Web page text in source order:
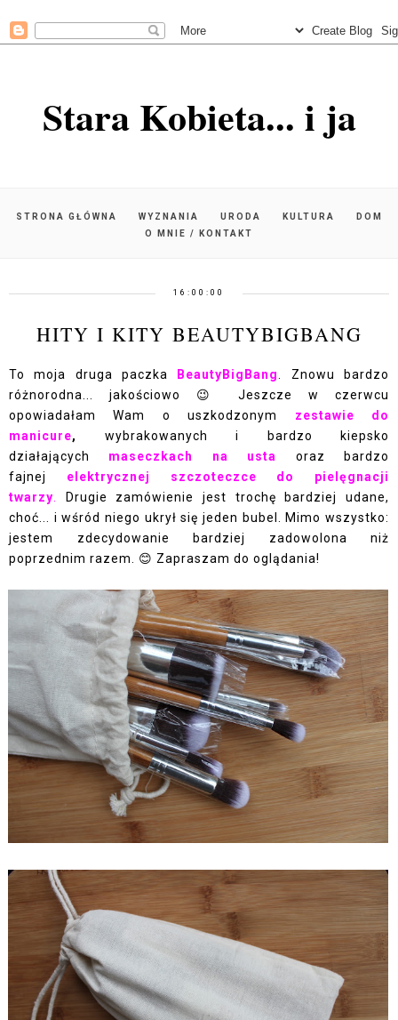
Stara Kobieta... i ja
STRONA GŁÓWNA WYZNANIA URODA KULTURA
DOM
O MNIE / KONTAKT
16:00:00
HITY I KITY BEAUTYBIGBANG
To moja druga paczka BeautyBigBang
. Znowu bardzo
różnorodna... jakościowo 😉 Jeszcze w czerwcu
opowiadałam Wam o uszkodzonym zestawie do
manicure, wybrakowanych i bardzo kiepsko
działających maseczkach na usta
oraz bardzo
fajnej
elektrycznej szczoteczce do pielęgnacji
twarzy
Drugie zamówienie jest trochę bardziej udane,
choć... i wśród niego ukrył się jeden bubel. Mimo wszystko:
jestem zdecydowanie bardziej zadowolona niż
poprzednim razem. 😊 Zapraszam do oglądania!